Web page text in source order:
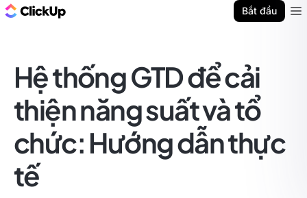
Bắt đầu
Hệ thống GTD để cải
thiện năng suất và tổ
chức: Hướng dẫn thực
tế